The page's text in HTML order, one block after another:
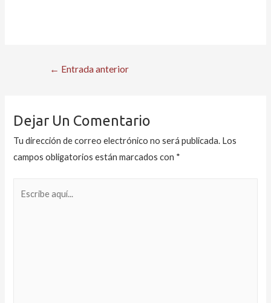
Navegación
← Entrada anterior
Dejar Un Comentario
Tu dirección de correo electrónico no será publicada. Los
campos obligatorios están marcados con *